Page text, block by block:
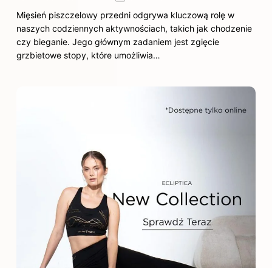
Mięsień piszczelowy przedni odgrywa kluczową rolę w
naszych codziennych aktywnościach, takich jak chodzenie
czy bieganie. Jego głównym zadaniem jest zgięcie
grzbietowe stopy, które umożliwia…